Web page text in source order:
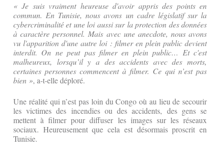
« Je suis vraiment heureuse d'avoir appris des points en
commun. En Tunisie, nous avons un cadre législatif sur la
cybercriminalité et une loi aussi sur la protection des données
à caractère personnel. Mais avec une anecdote, nous avons
vu l'apparition d'une autre loi : filmer en plein public devient
interdit. On ne peut pas filmer en plein public… Et c'est
malheureux, lorsqu’il y a des accidents avec des morts,
certaines personnes commencent à filmer. Ce qui n’est pas
bien », a-t-elle déploré.
Une réalité qui n’est pas loin du Congo où au lieu de secourir
les victimes des incendies ou des accidents, des gens se
mettent à filmer pour diffuser les images sur les réseaux
sociaux. Heureusement que cela est désormais proscrit en
Tunisie.